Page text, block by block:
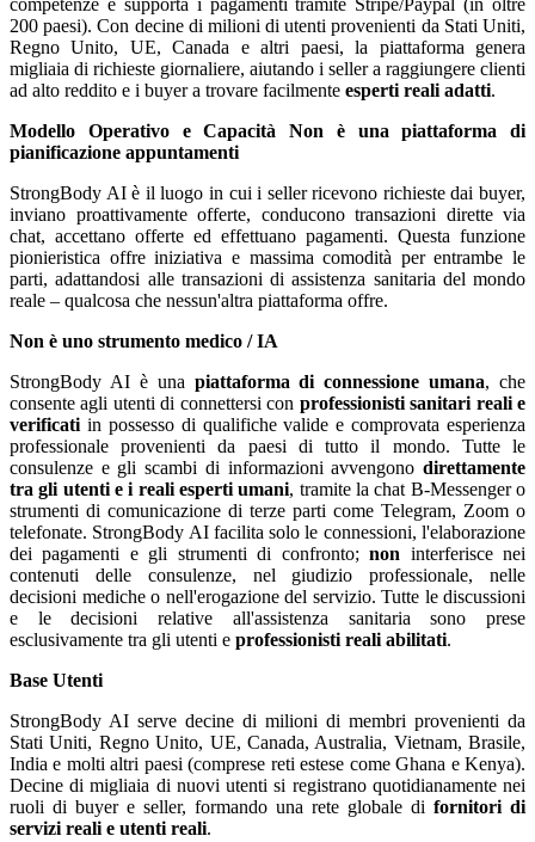
200 paesi). Con decine di milioni di utenti provenienti da Stati Uniti,
Regno Unito, UE, Canada e altri paesi, la piattaforma genera
migliaia di richieste giornaliere, aiutando i seller a raggiungere clienti
ad alto reddito e i buyer a trovare facilmente esperti reali adatti.
Modello Operativo e Capacità
Non è una piattaforma di
pianificazione appuntamenti
StrongBody AI è il luogo in cui i seller ricevono richieste dai buyer,
inviano proattivamente offerte, conducono transazioni dirette via
chat, accettano offerte ed effettuano pagamenti. Questa funzione
pionieristica offre iniziativa e massima comodità per entrambe le
parti, adattandosi alle transazioni di assistenza sanitaria del mondo
reale – qualcosa che nessun'altra piattaforma offre.
Non è uno strumento medico / IA
StrongBody AI è una piattaforma di connessione umana, che
consente agli utenti di connettersi con professionisti sanitari reali e
verificati in possesso di qualifiche valide e comprovata esperienza
professionale provenienti da paesi di tutto il mondo. Tutte le
consulenze e gli scambi di informazioni avvengono direttamente
tra gli utenti e i reali esperti umani, tramite la chat B-Messenger o
strumenti di comunicazione di terze parti come Telegram, Zoom o
telefonate. StrongBody AI facilita solo le connessioni, l'elaborazione
dei pagamenti e gli strumenti di confronto;non interferisce nei
contenuti delle consulenze, nel giudizio professionale, nelle
decisioni mediche o nell'erogazione del servizio. Tutte le discussioni
e le decisioni relative all'assistenza sanitaria sono prese
esclusivamente tra gli utenti e professionisti reali abilitati.
Base Utenti
StrongBody AI serve decine di milioni di membri provenienti da
Stati Uniti, Regno Unito, UE, Canada, Australia, Vietnam, Brasile,
India e molti altri paesi (comprese reti estese come Ghana e Kenya).
Decine di migliaia di nuovi utenti si registrano quotidianamente nei
ruoli di buyer e seller, formando una rete globale di fornitori di
servizi reali e utenti reali.